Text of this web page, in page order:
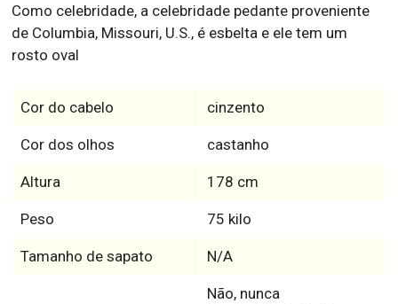
Como celebridade, a celebridade pedante proveniente
de Columbia, Missouri, U.S., é esbelta e ele tem um
rosto oval
Cor do cabelo cinzento
Cor dos olhos castanho
Altura 178 cm
Peso 75 kilo
Tamanho de sapato N/A
Não, nunca